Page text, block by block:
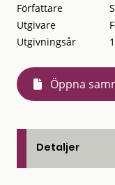
Författare
Utgivare
Utgivningsår
Öppna
Detaljer